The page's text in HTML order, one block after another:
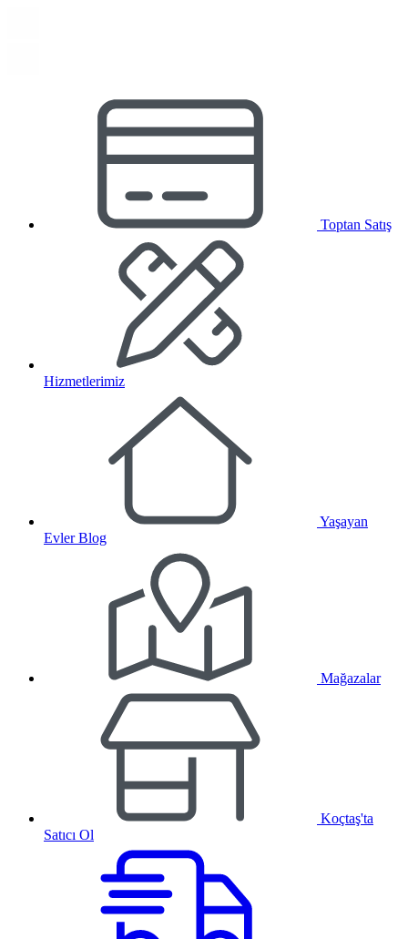
Toptan Satış
Hizmetlerimiz
Yaşayan
Evler Blog
Mağazalar
Koçtaş'ta
Satıcı Ol